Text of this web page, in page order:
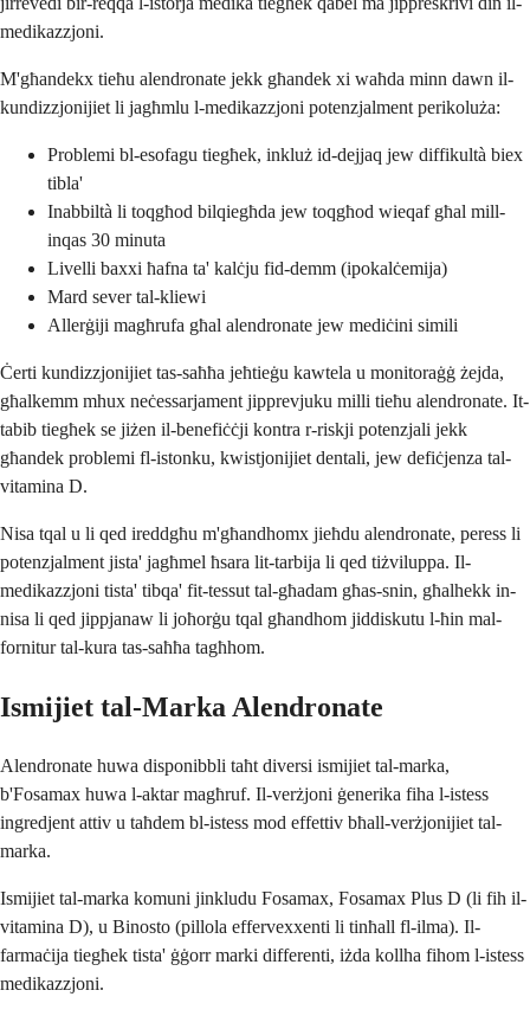
medikazzjoni.
M'għandekx tieħu alendronate jekk għandek xi waħda minn dawn il-
kundizzjonijiet li jagħmlu l-medikazzjoni potenzjalment perikoluża:
Problemi bl-esofagu tiegħek, inkluż id-dejjaq jew diffikultà biex
tibla'
Inabbiltà li toqgħod bilqiegħda jew toqgħod wieqaf għal mill-
inqas 30 minuta
Livelli baxxi ħafna ta' kalċju fid-demm (ipokalċemija)
Mard sever tal-kliewi
Allerġiji magħrufa għal alendronate jew mediċini simili
Ċerti kundizzjonijiet tas-saħħa jeħtieġu kawtela u monitoraġġ żejda,
għalkemm mhux neċessarjament jipprevjuku milli tieħu alendronate. It-
tabib tiegħek se jiżen il-benefiċċji kontra r-riskji potenzjali jekk
għandek problemi fl-istonku, kwistjonijiet dentali, jew defiċjenza tal-
vitamina D.
Nisa tqal u li qed ireddgħu m'għandhomx jieħdu alendronate, peress li
potenzjalment jista' jagħmel ħsara lit-tarbija li qed tiżviluppa. Il-
medikazzjoni tista' tibqa' fit-tessut tal-għadam għas-snin, għalhekk in-
nisa li qed jippjanaw li joħorġu tqal għandhom jiddiskutu l-ħin mal-
fornitur tal-kura tas-saħħa tagħhom.
Ismijiet tal-Marka Alendronate
Alendronate huwa disponibbli taħt diversi ismijiet tal-marka,
b'Fosamax huwa l-aktar magħruf. Il-verżjoni ġenerika fiha l-istess
ingredjent attiv u taħdem bl-istess mod effettiv bħall-verżjonijiet tal-
marka.
Ismijiet tal-marka komuni jinkludu Fosamax, Fosamax Plus D (li fih il-
vitamina D), u Binosto (pillola effervexxenti li tinħall fl-ilma). Il-
farmaċija tiegħek tista' ġġorr marki differenti, iżda kollha fihom l-istess
medikazzjoni.